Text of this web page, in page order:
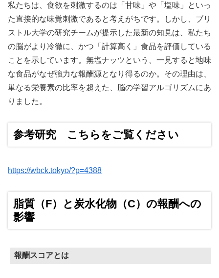
私たちは、食欲を刺激するのは「甘味」や「塩味」といっ
た直接的な味覚刺激であると考えがちです。しかし、ブリ
ストル大学の研究チームが提示した最新の知見は、私たち
の脳がより冷徹に、かつ「計算高く」食品を評価している
ことを示しています。無塩ナッツという、一見すると地味
な食品がなぜ強力な報酬源となり得るのか。その理由は、
単なる栄養素の比率を超えた、脳の学習アルゴリズムにあ
りました。
参考研究 こちらをご覧ください
https://wbck.tokyo/?p=4388
脂質（F）と炭水化物（C）の報酬への
影響
報酬スコアとは